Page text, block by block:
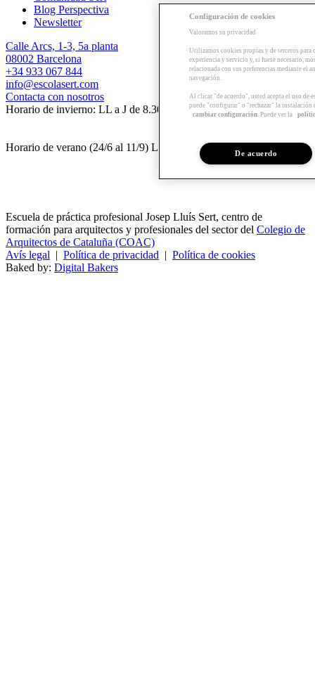
Blog Perspectiva
Newsletter
Calle Arcs, 1-3, 5a planta
08002 Barcelona
+34 933 067 844
info@escolasert.com
Contacta con nosotros
Horario de invierno: LL a J de 8.30 a 16.30 h / V de 8.30 a 14 h.
Horario de verano (24/6 al 11/9) LL a V de 8.30 a 14 h.
Escuela de práctica profesional Josep Lluís Sert, centro de
formación para arquitectos y profesionales del sector del Colegio de
Arquitectos de Cataluña (COAC)
Avís legal | Política de privacidad | Política de cookies
Baked by: Digital Bakers
Configuración de cookies
Valoramos su privacidad
Utilizamos cookies propias y de terceros para
experiencia y servicio y, si fuese necesario,
relacionada con sus preferencias mediante el
navegación.
Al clicar "de acuerdo", usted acepta el uso de
puede "configurar" o "rechazar" la instalación
cambiar configuración. Puede ver la
De acuerdo